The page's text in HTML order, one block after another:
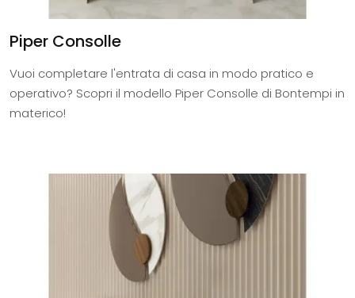
Piper Consolle
Vuoi completare l'entrata di casa in modo pratico e
operativo? Scopri il modello Piper Consolle di Bontempi in
materico!